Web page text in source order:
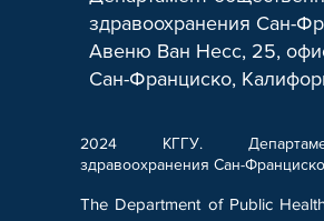
здравоохранения Сан-
Авеню Ван Несс, 25,
Сан-Франциско,
2024 КГГУ.
здравоохранения Сан-
The Department of Public